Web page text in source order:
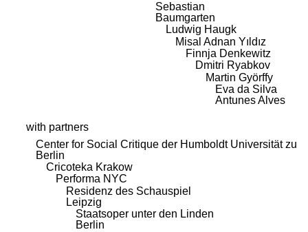
Sebastian
Baumgarten
Ludwig Haugk
Misal Adnan Yıldız
Finnja Denkewitz
Dmitri Ryabkov
Martin Györffy
Eva da Silva
Antunes Alves
with partners
Center for Social Critique der Humboldt Universität zu
Berlin
Cricoteka Krakow
Performa NYC
Residenz des Schauspiel
Leipzig
Staatsoper unter den Linden
Berlin